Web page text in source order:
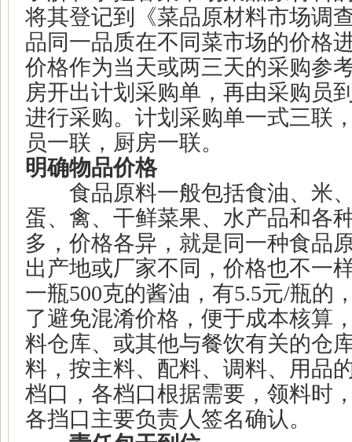
将其登记到《菜品原材料市场调
品同一品质在不同菜市场的价格
价格作为当天或两三天的采购参
房开出计划采购单，再由采购员
进行采购。计划采购单一式三联
员一联，厨房一联。
明确物品价格
食品原料一般包括食油、米、
蛋、禽、干鲜菜果、水产品和各
多，价格各异，就是同一种食品
出产地或厂家不同，价格也不一
一瓶500克的酱油，有5.5元/瓶的
了避免混淆价格，便于成本核算
料仓库、或其他与餐饮有关的仓
料，按主料、配料、调料、用品
档口，各档口根据需要，领料时
各挡口主要负责人签名确认。